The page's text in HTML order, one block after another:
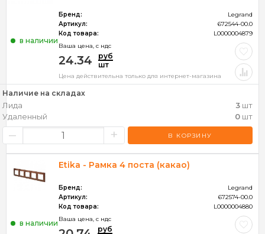
Бренд:
Legrand
Артикул:
672544-00.0
Код товара:
L0000004879
Ваша цена, c ндс
24.34
руб
шт
в наличии
Цена действительна только для интернет-магазина
Наличие на складах
Лида 3 шт
Удаленный
0 шт
– + В КОРЗИНУ
Etika - Рамка 4 поста (какао)
Бренд:
Legrand
Артикул:
672574-00.0
Код товара:
L0000004880
Ваша цена, c ндс
руб
в наличии